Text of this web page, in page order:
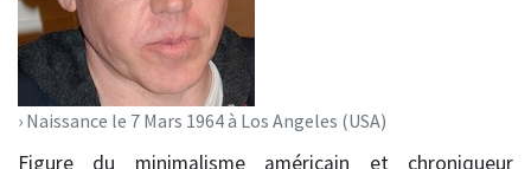
› Naissance le 7 Mars 1964 à Los Angeles (USA)
Figure du minimalisme américain et chroniqueur